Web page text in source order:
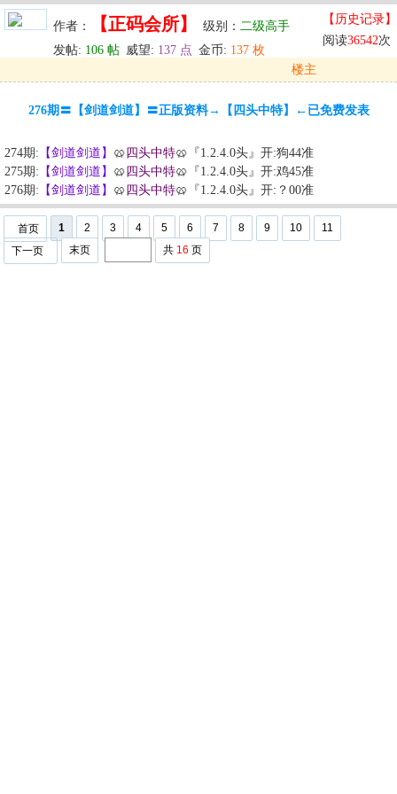
作者： 【正码会所】 级别： 二级高手
发帖: 106 帖 威望: 137 点 金币: 137 枚
【历史记录】
阅读36542次
楼主
回复 u 编辑 u
276期〓【剑道剑道】〓正版资料→【四头中特】←已免费发表
274期: 【剑道剑道】 🥨 四头中特🥨『1.2.4.0头』开:狗44准
275期: 【剑道剑道】 🥨 四头中特🥨『1.2.4.0头』开:鸡45准
276期: 【剑道剑道】 🥨 四头中特🥨『1.2.4.0头』开:？00准
首页 1 2 3 4 5 6 7 8 9 10
11
下一页
末页 共 16 页